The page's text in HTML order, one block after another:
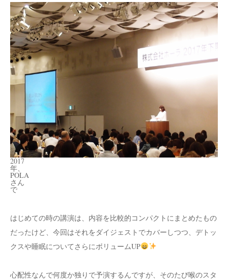
2017
年、
POLA
さん
で
はじめての時の講演は、内容を比較的コンパクトにまとめたもの
だったけど、今回はそれをダイジェストでカバーしつつ、デトッ
クスや睡眠についてさらにボリュームUP
心配性なんで何度か独りで予演するんですが、そのたび喉のスタ